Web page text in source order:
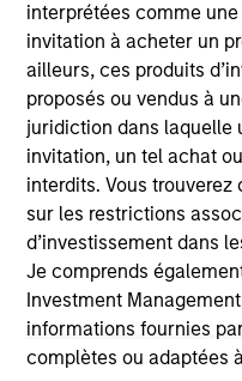
interprétées comme
invitation à acheter un
ailleurs, ces produits
proposés ou vendus à
juridiction dans laquelle
invitation, un tel achat
interdits. Vous
sur les restrictions
d’investissement dans
Je comprends
Investment
informations fournies
complètes ou adaptées
As of July 25, 2025. The
and educational purposes
the investment
(for realized holdings), or
current holdings). The
are the property of their
on this website has not
otherwise approved by
links shown here, you
third party site. We are
only as a convenience
not and does not imply
investigation, verification
information contained in
shall we be responsible
the site or your use of